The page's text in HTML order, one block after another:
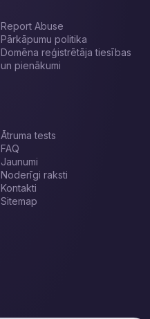
Report Abuse
Pārkāpumu politika
Domēna reģistrētāja tiesības
un pienākumi
Ātruma tests
FAQ
Jaunumi
Noderīgi raksti
Kontakti
Sitemap